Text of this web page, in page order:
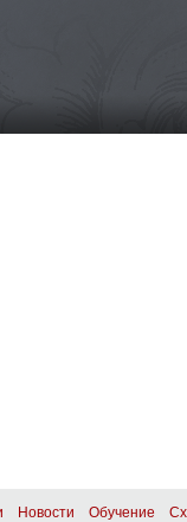
Новости Обучение